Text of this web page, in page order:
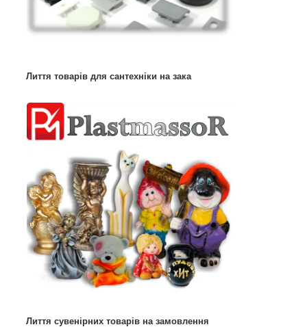
Лиття товарів для сантехніки на зака
Лиття сувенірних товарів на замовлення